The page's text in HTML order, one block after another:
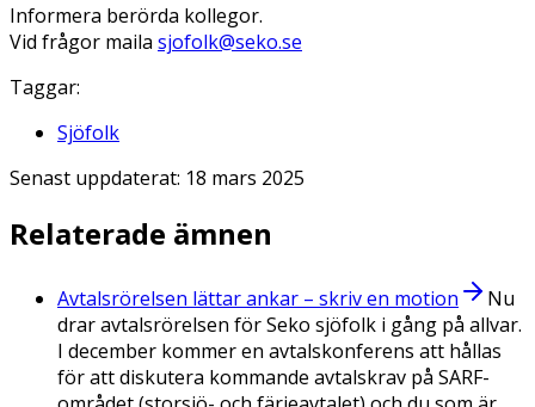
Informera berörda kollegor.
Vid frågor maila sjofolk@seko.se
Taggar:
Sjöfolk
Senast uppdaterat: 18 mars 2025
Relaterade ämnen
Avtalsrörelsen lättar ankar – skriv en motion
Nu
drar avtalsrörelsen för Seko sjöfolk i gång på allvar.
I december kommer en avtalskonferens att hållas
för att diskutera kommande avtalskrav på SARF-